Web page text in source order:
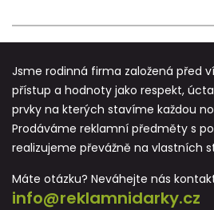
Jsme rodinná firma založená před
přístup a hodnoty jako respekt,
prvky na kterých stavíme každou
Prodáváme reklamní předměty s
realizujeme převážně na vlastních
Máte otázku? Neváhejte nás
info@reklamnidarky.cz